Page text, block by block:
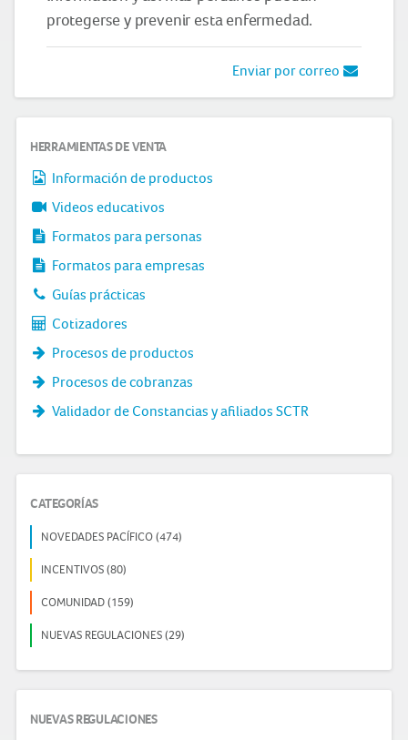
protegerse y prevenir esta enfermedad.
Enviar por correo
HERRAMIENTAS DE VENTA
Información de productos
Videos educativos
Formatos para personas
Formatos para empresas
Guías prácticas
Cotizadores
Procesos de productos
Procesos de cobranzas
Validador de Constancias y afiliados SCTR
CATEGORÍAS
NOVEDADES PACÍFICO (474)
INCENTIVOS (80)
COMUNIDAD (159)
NUEVAS REGULACIONES (29)
NUEVAS REGULACIONES